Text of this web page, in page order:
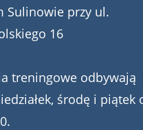
Sulinowie przy ul.
16
treningowe odbywają
środę i piątek